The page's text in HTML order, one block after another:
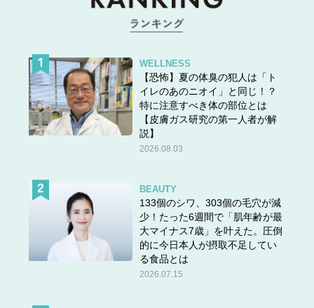
WELLNESS
【恐怖】夏の体臭の犯人は「ト
イレのあのニオイ」と同じ！？
特に注意すべき体の部位とは
【皮膚ガス研究の第一人者が解
説】
2026.08.03
BEAUTY
133個のシワ、303個の毛穴が減
少！たった6週間で「肌年齢が最
大マイナス7歳」を叶えた。圧倒
的に今日本人が摂取不足してい
る食品とは
2026.07.15